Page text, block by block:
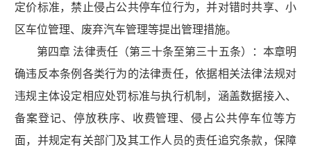
定价标准，禁止侵占公共停车位行为，并对错时共享、小
区车位管理、废弃汽车管理等提出管理措施。
第四章 法律责任（第三十条至第三十五条）：本章明
确违反本条例各类行为的法律责任，依据相关法律法规对
违规主体设定相应处罚标准与执行机制，涵盖数据接入、
备案登记、停放秩序、收费管理、侵占公共停车位等方
面，并规定有关部门及其工作人员的责任追究条款，保障